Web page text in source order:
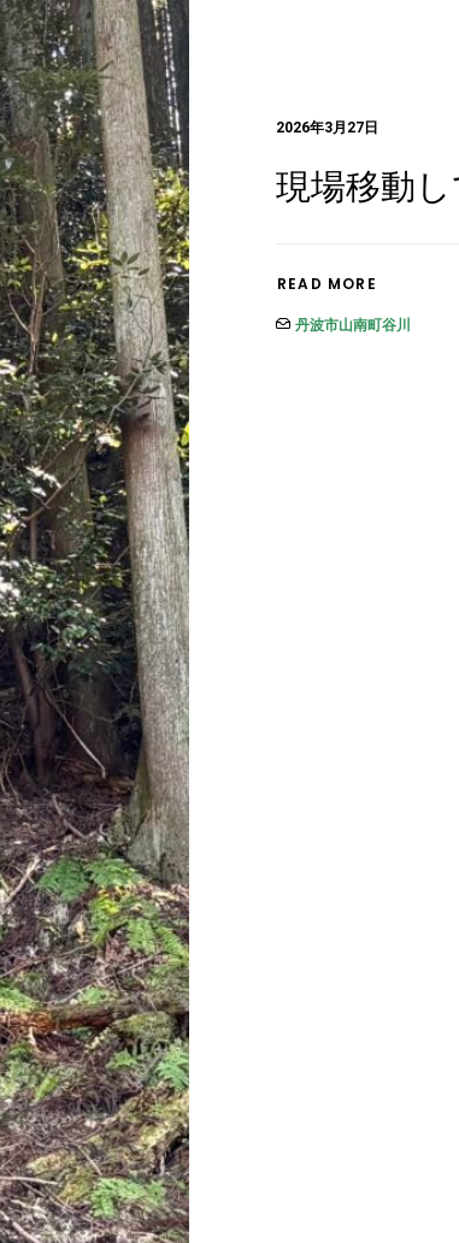
2026年3月27日
現場移動
READ MORE
丹波市山南町谷川